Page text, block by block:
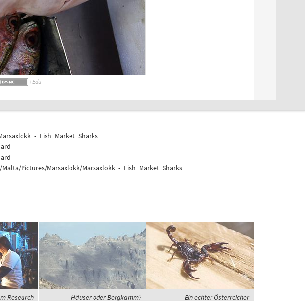
_Fish_Market_Sharks
Pictures/Marsaxlokk/Marsaxlokk_-_Fish_Market_Sharks
Research Häuser oder Bergkamm? Ein echter Österreicher